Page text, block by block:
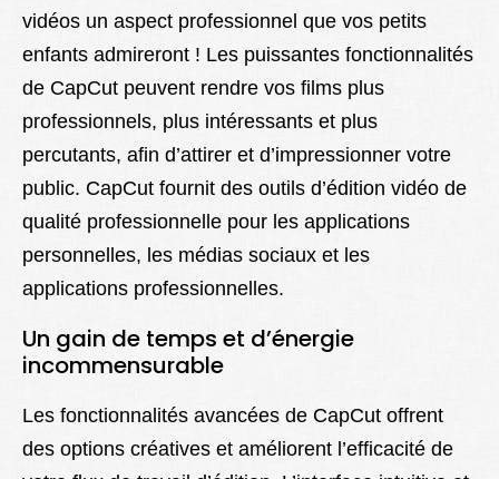
vidéos un aspect professionnel que vos petits
enfants admireront ! Les puissantes fonctionnalités
de CapCut peuvent rendre vos films plus
professionnels, plus intéressants et plus
percutants, afin d’attirer et d’impressionner votre
public. CapCut fournit des outils d’édition vidéo de
qualité professionnelle pour les applications
personnelles, les médias sociaux et les
applications professionnelles.
Un gain de temps et d’énergie
incommensurable
Les fonctionnalités avancées de CapCut offrent
des options créatives et améliorent l’efficacité de